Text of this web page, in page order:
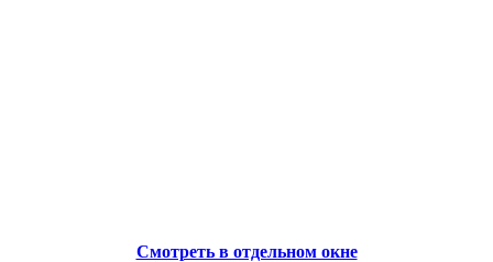
Смотреть в отдельном окне